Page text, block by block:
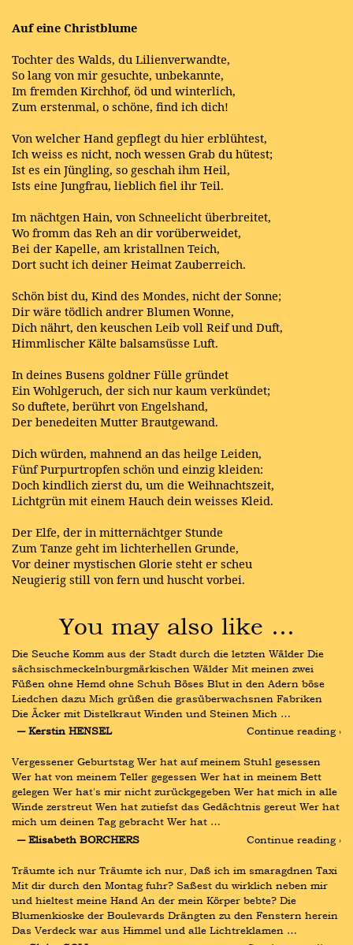
Auf eine Christblume
Tochter des Walds, du Lilienverwandte,
So lang von mir gesuchte, unbekannte,
Im fremden Kirchhof, öd und winterlich,
Zum erstenmal, o schöne, find ich dich!
Von welcher Hand gepflegt du hier erblühtest,
Ich weiss es nicht, noch wessen Grab du hütest;
Ist es ein Jüngling, so geschah ihm Heil,
Ists eine Jungfrau, lieblich fiel ihr Teil.
Im nächtgen Hain, von Schneelicht überbreitet,
Wo fromm das Reh an dir vorüberweidet,
Bei der Kapelle, am kristallnen Teich,
Dort sucht ich deiner Heimat Zauberreich.
Schön bist du, Kind des Mondes, nicht der Sonne;
Dir wäre tödlich andrer Blumen Wonne,
Dich nährt, den keuschen Leib voll Reif und Duft,
Himmlischer Kälte balsamsüsse Luft.
In deines Busens goldner Fülle gründet
Ein Wohlgeruch, der sich nur kaum verkündet;
So duftete, berührt von Engelshand,
Der benedeiten Mutter Brautgewand.
Dich würden, mahnend an das heilge Leiden,
Fünf Purpurtropfen schön und einzig kleiden:
Doch kindlich zierst du, um die Weihnachtszeit,
Lichtgrün mit einem Hauch dein weisses Kleid.
Der Elfe, der in mitternächtger Stunde
Zum Tanze geht im lichterhellen Grunde,
Vor deiner mystischen Glorie steht er scheu
Neugierig still von fern und huscht vorbei.
You may also like …
Die Seuche Komm aus der Stadt durch die letzten Wälder Die
sächsischmeckelnburgmärkischen Wälder Mit meinen zwei
Füßen ohne Hemd ohne Schuh Böses Blut in den Adern böse
Liedchen dazu Mich grüßen die grasüberwachsnen Fabriken
Die Äcker mit Distelkraut Winden und Steinen Mich …
― Kerstin HENSEL
Continue reading ›
Vergessener Geburtstag Wer hat auf meinem Stuhl gesessen
Wer hat von meinem Teller gegessen Wer hat in meinem Bett
gelegen Wer hat's mir nicht zurückgegeben Wer hat mich in alle
Winde zerstreut Wen hat zutiefst das Gedächtnis gereut Wer hat
mich um deinen Tag gebracht Wer hat …
― Elisabeth BORCHERS
Continue reading ›
Träumte ich nur Träumte ich nur, Daß ich im smaragdnen Taxi
Mit dir durch den Montag fuhr? Saßest du wirklich neben mir
und hieltest meine Hand An der mein Körper bebte? Die
Blumenkioske der Boulevards Drängten zu den Fenstern herein
Das Verdeck war aus Himmel und alle Lichtreklamen …